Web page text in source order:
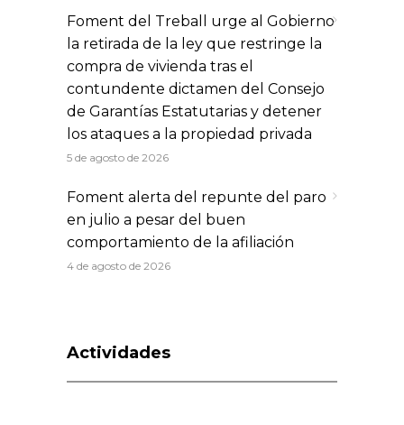
Foment del Treball urge al Gobierno
la retirada de la ley que restringe la
compra de vivienda tras el
contundente dictamen del Consejo
de Garantías Estatutarias y detener
los ataques a la propiedad privada
5 de agosto de 2026
Foment alerta del repunte del paro
en julio a pesar del buen
comportamiento de la afiliación
4 de agosto de 2026
Actividades